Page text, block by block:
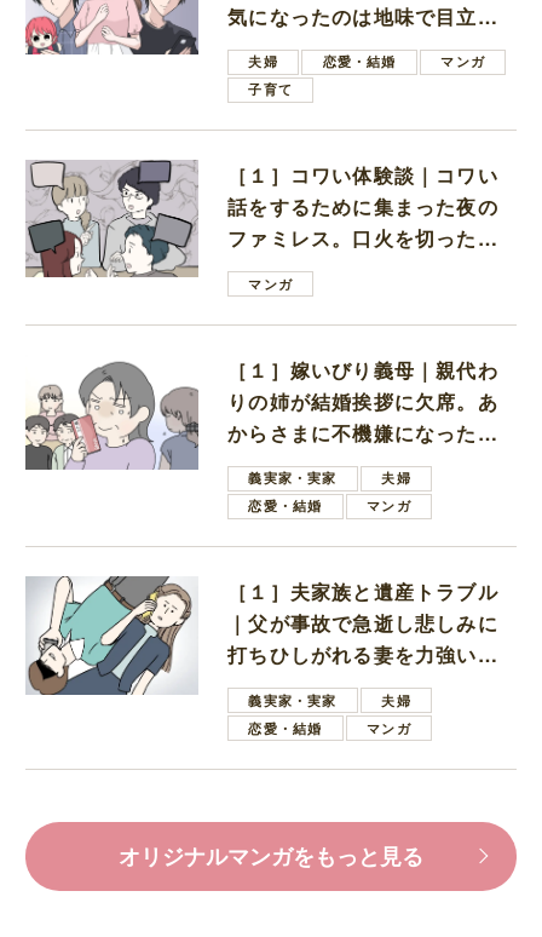
気になったのは地味で目立た
ない男子学生
夫婦 恋愛・結婚
マンガ
子育て
［１］コワい体験談｜コワい
話をするために集まった夜の
ファミレス。口火を切ったの
は電車好きの男の子ママ
マンガ
［１］嫁いびり義母｜親代わ
りの姉が結婚挨拶に欠席。あ
からさまに不機嫌になった義
母義実家・実家
夫婦
恋愛・結婚
マンガ
［１］夫家族と遺産トラブル
｜父が事故で急逝し悲しみに
打ちひしがれる妻を力強い言
葉で励ます夫
義実家・実家
夫婦
恋愛・結婚
マンガ
オリジナルマンガをもっと見る